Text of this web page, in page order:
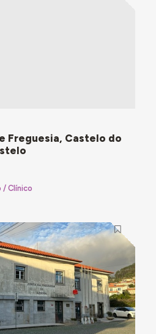
Freguesia, Castelo do
/ Clínico